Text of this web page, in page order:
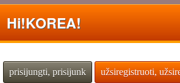
Hi!KOREA!
prisijungti, prisijunk užsiregistruoti,